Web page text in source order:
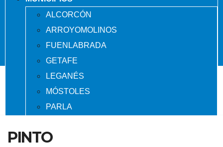
ALCORCÓN
ARROYOMOLINOS
FUENLABRADA
GETAFE
LEGANÉS
MÓSTOLES
PARLA
VALDEMORO
PINTO